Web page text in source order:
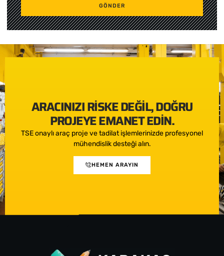
GÖNDER
ARACINIZI RISKE DEĞIL, DOĞRU
PROJEYE EMANET EDIN.
TSE onaylı araç proje ve tadilat işlemlerinizde profesyonel
mühendislik desteği alın.
HEMEN ARAYIN